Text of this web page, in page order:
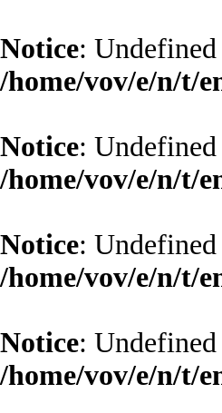
Notice:
/home/vov/e/n/t/
Notice:
/home/vov/e/n/t/
Notice:
/home/vov/e/n/t/
Notice:
/home/vov/e/n/t/